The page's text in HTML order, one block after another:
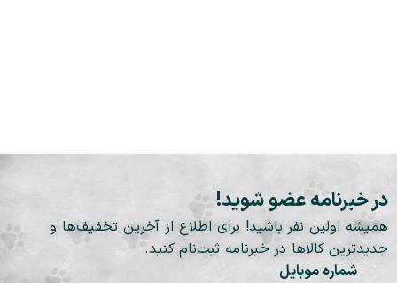
در خبرنامه عضو شوید!
همیشه اولین نفر باشید! برای اطلاع از آخرین تخفیف‌ها و
جدیدترین کالاها در خبرنامه ثبت‌نام کنید.
شماره موبایل